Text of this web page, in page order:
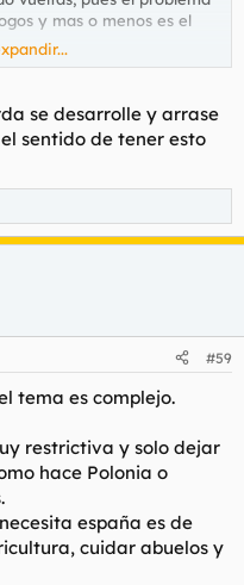
y mas o menos es el
que la exponga de
( Marroquíes y Argelinos
en ayudas que es pura
mas fuerte, pero no solo
mas cara que espalda.
de nuevo el ejemplo que
por contratar a un mayor
la necesito?
o payoponi, es de un
la economía de una
como es Europa.
se desarrolle y arrase
sentido de tener esto
#59
tema es complejo.
restrictiva y solo dejar
hace Polonia o
españa es de
cuidar abuelos y